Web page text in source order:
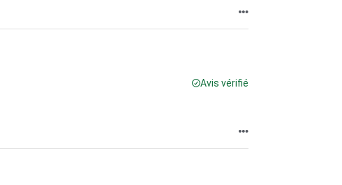
Avis vérifié